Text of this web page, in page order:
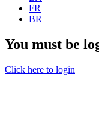
FR
BR
You must be
Click here to login